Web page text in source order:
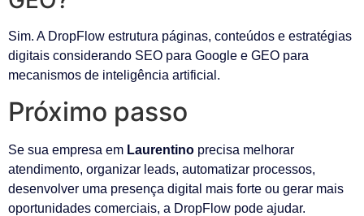
Sim. A DropFlow estrutura páginas, conteúdos e estratégias
digitais considerando SEO para Google e GEO para
mecanismos de inteligência artificial.
Próximo passo
Se sua empresa em Laurentino precisa melhorar
atendimento, organizar leads, automatizar processos,
desenvolver uma presença digital mais forte ou gerar mais
oportunidades comerciais, a DropFlow pode ajudar.